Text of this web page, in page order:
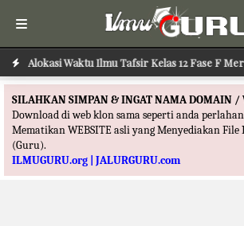
Alokasi Waktu Ilmu Tafsir Kelas 12 Fase F
SILAHKAN SIMPAN & INGAT NAMA DOMAIN /
Download di web klon sama seperti anda
Mematikan WEBSITE asli yang Menyediakan
(Guru).
ILMUGURU.org | JALURGURU.com